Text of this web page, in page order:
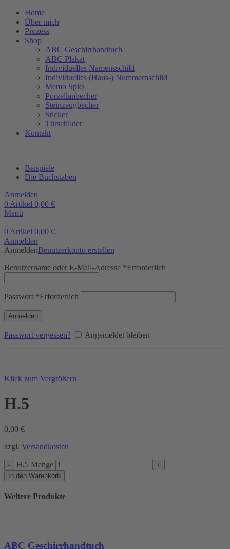
Home
Über mich
Prozess
Shop
ABC Geschirrhandtuch
ABC Plakat
Individuelles Namensschild
Individuelles (Haus-) Nummernschild
Memo Spiel
Porzellanbecher
Steinzeugbecher
Sticker
Türschilder
Kontakt
Beispiele
Die Buchstaben
Anmelden
0 Artikel 0,00 €
Menü
0 Artikel 0,00 €
Anmelden
AnmeldenBenutzerkonto erstellen
Benutzername oder E-Mail-Adresse *Erforderlich
Passwort *Erforderlich
Anmelden
Passwort vergessen? Angemeldet bleiben
Klick zum Vergrößern
H.5
0,00 €
zzgl. Versandkosten
H.5 Menge
In den Warenkorb
Weitere Produkte
ABC Geschirrhandtuch